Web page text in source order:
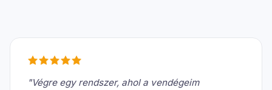
"Végre egy rendszer, ahol a vendégeim